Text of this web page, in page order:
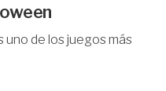
uno de los juegos más